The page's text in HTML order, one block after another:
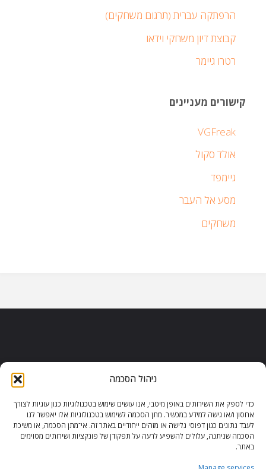
ניהול הסכמה
כדי לספק את השירותים באופן מיטבי, אנו עושים שימוש בטכנולוגיות כגון עוגיות לצורך
אחסון ו/או גישה למידע במכשיר. מתן הסכמה לשימוש בטכנולוגיות אלו יאפשר לנו
לעבד נתונים כגון דפוסי גלישה או מזהים ייחודיים באתר זה. אי־מתן הסכמה, או משיכת
הסכמה שניתנה, עלולים להשפיע לרעה על תפקודן של פונקציות ושירותים מסוימים
באתר.
הרפתקה עברית (תרגום משחקים)
קבוצת דיון משחקי וידאו
רטרו גיימר
קישורים מעניינים
VGFreak
אולד סקול
גיימפד
מסע אל העבר
משחקים
הצהרת נגישות | משחקי וורדל
|
הורדות משחקים
| משחקים בזול
|
מדיניות פרטיות לאחסון עוגיות (ישראל)